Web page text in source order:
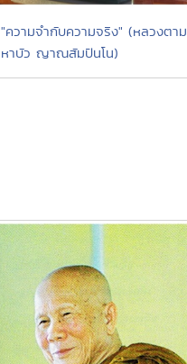
"ความจำกับความจริง" (หลวงตาม
หาบัว ญาณสัมปันโน)